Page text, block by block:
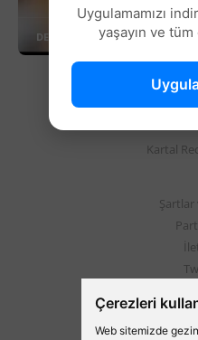
Çerezleri
Web sitemizde
DEVAMINI OKU
Kartal
Şartlar
Uygulamamızı
yaşayın ve